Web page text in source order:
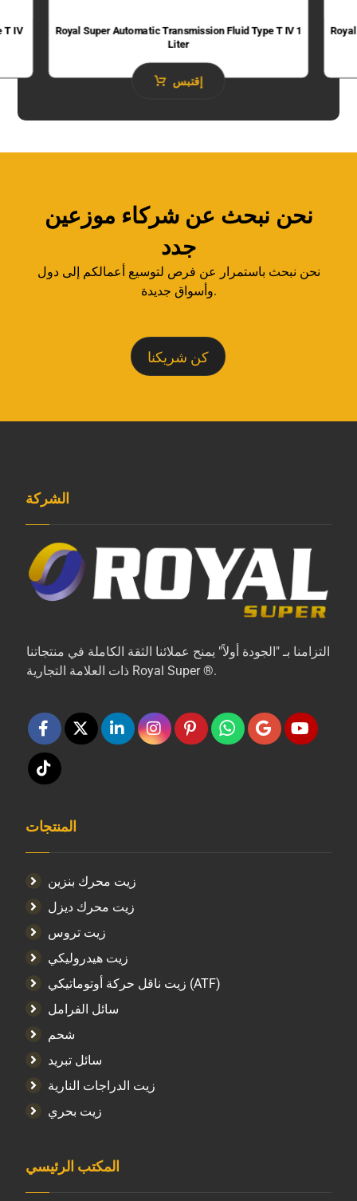
T IV
Royal Super Automatic Transmission Fluid​ Type T IV 1
Liter
إقتبس
نحن نبحث عن شركاء موزعين
جدد
نحن نبحث باستمرار عن فرص لتوسيع أعمالكم إلى دول
وأسواق جديدة.
كن شريكنا
الشركة
التزامنا بـ "الجودة أولاً" يمنح عملائنا الثقة الكاملة في منتجاتنا
ذات العلامة التجارية Royal Super ®.
المنتجات
زيت محرك بنزين
زيت محرك ديزل
زيت تروس
زيت هيدروليكي
زيت ناقل حركة أوتوماتيكي (ATF)
سائل الفرامل
شحم
سائل تبريد
زيت الدراجات النارية
زيت بحري
المكتب الرئيسي